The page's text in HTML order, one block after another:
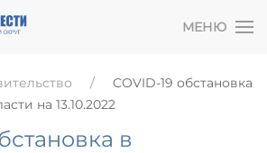
МЕНЮ
COVID-19 обстановка
на 13.10.2022
в